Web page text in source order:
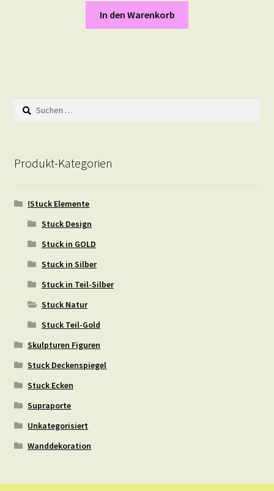
In den Warenkorb
Suchen
nach:
Produkt-Kategorien
!Stuck Elemente
Stuck Design
Stuck in GOLD
Stuck in Silber
Stuck in Teil-Silber
Stuck Natur
Stuck Teil-Gold
Skulpturen Figuren
Stuck Deckenspiegel
Stuck Ecken
Supraporte
Unkategorisiert
Wanddekoration